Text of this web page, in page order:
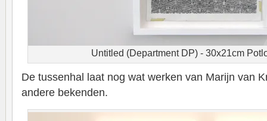
Untitled (Department DP) - 30x21cm
De tussenhal laat nog wat werken van Marijn van
andere bekenden.